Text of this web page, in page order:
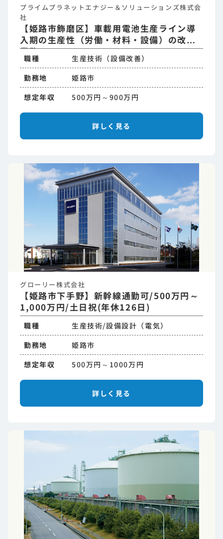
プライムプラネットエナジー＆ソリューションズ株式会
社
【姫路市飾磨区】車載用電池生産ライン導
入期の生産性（労働・材料・設備）の改善
業務
職種
生産技術（設備改善）
勤務地
姫路市
想定年収
500万円～900万円
詳しく見る
グローリー株式会社
【姫路市下手野】新幹線通勤可/500万円～
1,000万円/土日祝(年休126日)
職種
生産技術/設備設計（電気）
勤務地
姫路市
想定年収
500万円～1000万円
詳しく見る